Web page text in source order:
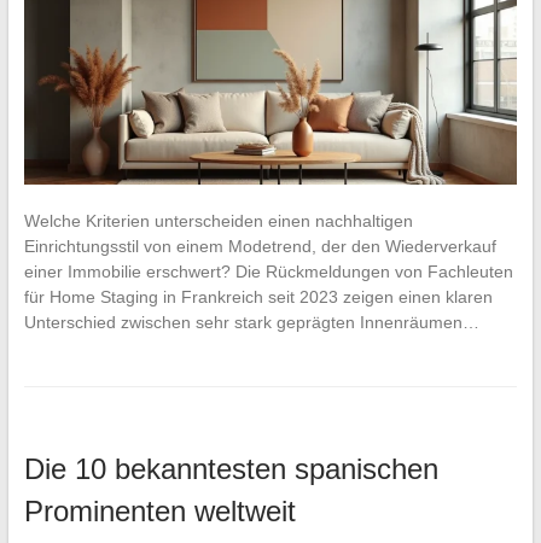
Welche Kriterien unterscheiden einen nachhaltigen
Einrichtungsstil von einem Modetrend, der den Wiederverkauf
einer Immobilie erschwert? Die Rückmeldungen von Fachleuten
für Home Staging in Frankreich seit 2023 zeigen einen klaren
Unterschied zwischen sehr stark geprägten Innenräumen…
Die 10 bekanntesten spanischen
Prominenten weltweit